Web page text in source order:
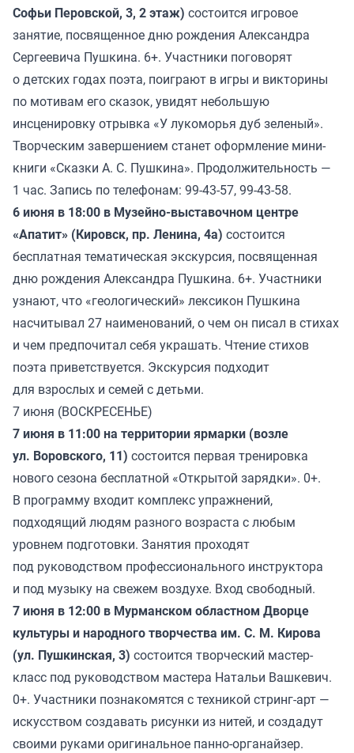
Софьи Перовской, 3, 2 этаж) состоится игровое
занятие, посвященное дню рождения Александра
Сергеевича Пушкина. 6+. Участники поговорят
о детских годах поэта, поиграют в игры и викторины
по мотивам его сказок, увидят небольшую
инсценировку отрывка «У лукоморья дуб зеленый».
Творческим завершением станет оформление мини-
книги «Сказки А. С. Пушкина». Продолжительность —
1 час. Запись по телефонам: 99-43-57, 99-43-58.
6 июня в 18:00 в Музейно-выставочном центре
«Апатит» (Кировск, пр. Ленина, 4а) состоится
бесплатная тематическая экскурсия, посвященная
дню рождения Александра Пушкина. 6+. Участники
узнают, что «геологический» лексикон Пушкина
насчитывал 27 наименований, о чем он писал в стихах
и чем предпочитал себя украшать. Чтение стихов
поэта приветствуется. Экскурсия подходит
для взрослых и семей с детьми.
7 июня (ВОСКРЕСЕНЬЕ)
7 июня в 11:00 на территории ярмарки (возле
ул. Воровского, 11) состоится первая тренировка
нового сезона бесплатной «Открытой зарядки». 0+.
В программу входит комплекс упражнений,
подходящий людям разного возраста с любым
уровнем подготовки. Занятия проходят
под руководством профессионального инструктора
и под музыку на свежем воздухе. Вход свободный.
7 июня в 12:00 в Мурманском областном Дворце
культуры и народного творчества им. С. М. Кирова
(ул. Пушкинская, 3) состоится творческий мастер-
класс под руководством мастера Натальи Вашкевич.
0+. Участники познакомятся с техникой стринг-арт —
искусством создавать рисунки из нитей, и создадут
своими руками оригинальное панно-органайзер.